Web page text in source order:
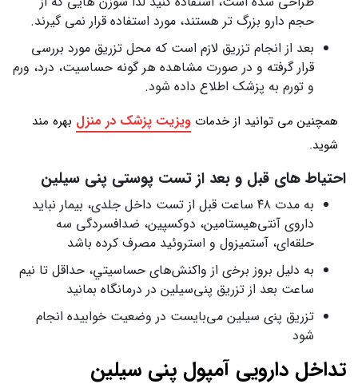
حجم دارو بزرگ تر هستند، مورد استفاده قرار نمی گیرند.
بعد از انجام تزریق لازم است که محل تزریق مورد بررسی
قرار گرفته و در صورت مشاهده هر گونه حساسیت، درد، ورم
و تورم به پزشک اطلاع داده شود.
همچنین می توانید از خدمات ویزیت پزشک در منزل بهره مند
شوید.
ﺍﺣﺘﻴﺎﻁ ﻫﺎی ﻗﺒﻞ ﻭ ﺑﻌﺪ ﺍﺯ تست ﭘﻮستی پنی ﺳﻴﻠﻴﻦ
ﺑﻪ ﻣﺪﺕ ۴۸ ﺳﺎﻋﺖ ﻗﺒﻞ ﺍﺯ تست ﺩﺍﺧﻞ ﺟﻠﺪی، ﺑﻴﻤﺎﺭ ﻧﺒﺎﻳﺪ
ﺩﺍﺭﻭی آنتی‌هیستامین، ﺩﻭﻛﺴﭙﻴﻦ، ضدافسردگی ﺳﻪ
حلقه‌ای، ﺁﺳﺘﻤﻴﺰﻭﻝ ﻭ ﺍﺳﺘﺮﻭﺋﻴﺪ ﻣﺼﺮﻑ ﻛﺮﺩﻩ ﺑﺎﺷﺪ
به ﺩﻟﻴﻞ ﺑﺮﻭﺯ ﺑﺮﺧی ﺍﺯ واکنش‌های ﺣﺴﺎﺳﻴﺘﻲ، ﺣﺪﺍﻗﻞ ﺗﺎ ﻧﻴﻢ
ﺳﺎﻋﺖ ﺑﻌﺪ ﺍﺯ ﺗﺰﺭﻳﻖ پنی‌سیلین در درمانگاه بمانید
ﺗﺰﺭﻳﻖ ﭘﻨی ﺳﻴﻠﻴﻦ می‌بایست ﺩﺭ ﻭﺿﻌﻴﺖ ﺧﻮﺍﺑﻴﺪﻩ ﺍﻧﺠﺎﻡ
ﺷﻮﺩ
تداخل دارویی آمپول پنی سیلین